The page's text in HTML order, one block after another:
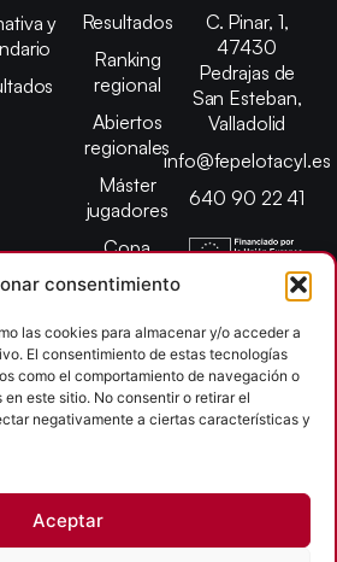
consentimiento
las cookies para almacenar y/o acceder a
El consentimiento de estas tecnologías
como el comportamiento de navegación o
este sitio. No consentir o retirar el
negativamente a ciertas características y
Aceptar
y
Resultados
Ranking
regional
Abiertos
regionales
Máster
jugadores
Copa
presidente
escolar
Campeonato
provincial
León
C. Pinar, 1,
47430
Pedrajas de
San Esteban,
Valladolid
info@fepelotacyl.es
640 90 22 41
© 2026
y León | FePelotaCyL
porTOOOLS